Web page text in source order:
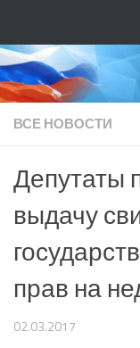
ВСЕ НОВОСТИ
Депутаты
выдачу
прав на
02.03.2017